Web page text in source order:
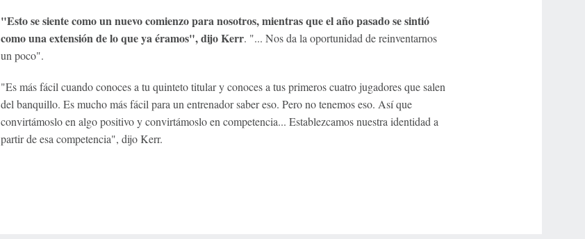
"Esto se siente como un nuevo comienzo para nosotros, mientras que el año pasado se sintió
como una extensión de lo que ya éramos", dijo Kerr. "... Nos da la oportunidad de reinventarnos
un poco".
"Es más fácil cuando conoces a tu quinteto titular y conoces a tus primeros cuatro jugadores que salen
del banquillo. Es mucho más fácil para un entrenador saber eso. Pero no tenemos eso. Así que
convirtámoslo en algo positivo y convirtámoslo en competencia... Establezcamos nuestra identidad a
partir de esa competencia", dijo Kerr.